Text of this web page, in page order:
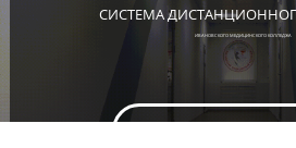
СИСТЕМА
ИВАНОВСКОГО МЕДИЦИНСКОГО КОЛЛЕДЖА